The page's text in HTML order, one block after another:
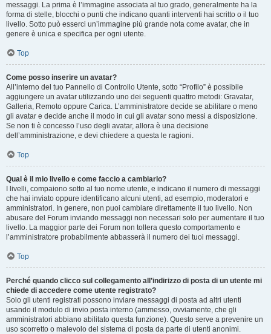
messaggi. La prima è l’immagine associata al tuo grado, generalmente ha la
forma di stelle, blocchi o punti che indicano quanti interventi hai scritto o il tuo
livello. Sotto può esserci un’immagine più grande nota come avatar, che in
genere è unica e specifica per ogni utente.
Top
Come posso inserire un avatar?
All’interno del tuo Pannello di Controllo Utente, sotto “Profilo” è possibile
aggiungere un avatar utilizzando uno dei seguenti quattro metodi: Gravatar,
Galleria, Remoto oppure Carica. L’amministratore decide se abilitare o meno
gli avatar e decide anche il modo in cui gli avatar sono messi a disposizione.
Se non ti è concesso l’uso degli avatar, allora è una decisione
dell’amministrazione, e devi chiedere a questa le ragioni.
Top
Qual è il mio livello e come faccio a cambiarlo?
I livelli, compaiono sotto al tuo nome utente, e indicano il numero di messaggi
che hai inviato oppure identificano alcuni utenti, ad esempio, moderatori e
amministratori. In genere, non puoi cambiare direttamente il tuo livello. Non
abusare del Forum inviando messaggi non necessari solo per aumentare il tuo
livello. La maggior parte dei Forum non tollera questo comportamento e
l’amministratore probabilmente abbasserà il numero dei tuoi messaggi.
Top
Perché quando clicco sul collegamento all’indirizzo di posta di un utente mi
chiede di accedere come utente registrato?
Solo gli utenti registrati possono inviare messaggi di posta ad altri utenti
usando il modulo di invio posta interno (ammesso, ovviamente, che gli
amministratori abbiano abilitato questa funzione). Questo serve a prevenire un
uso scorretto o malevolo del sistema di posta da parte di utenti anonimi.